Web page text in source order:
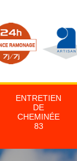
ENTRETIEN
DE
CHEMINÉE
83